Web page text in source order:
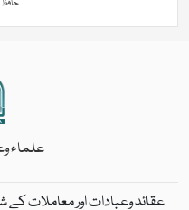
علماء
عقائد وعبادات اور معاملات